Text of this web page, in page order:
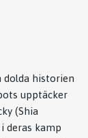
historien
upptäcker
(Shia
deras kamp